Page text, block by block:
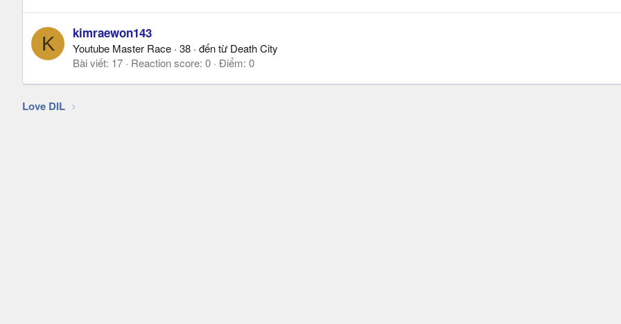
K kimraewon143
Youtube Master Race · 38 · đến từ Death City
Bài viết 17 Reaction score 0 Điểm 0
Love DIL